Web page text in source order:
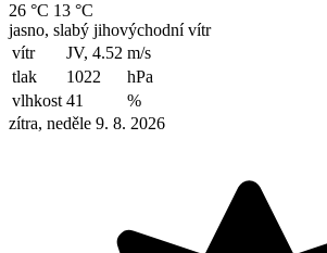
26 °C 13 °C
jasno, slabý jihovýchodní vítr
vítr
JV, 4.52 m/s
tlak
1022
hPa
vlhkost 41
%
zítra, neděle 9. 8. 2026